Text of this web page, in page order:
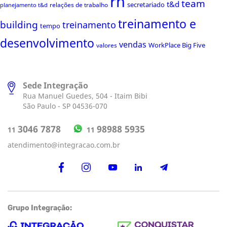
planejamento t&d relações de trabalho secretariado t&d team
building tempo treinamentotreinamento e
desenvolvimento valores vendas WorkPlace Big Five
Sede Integração
Rua Manuel Guedes, 504 - Itaim Bibi
São Paulo - SP 04536-070
11 3046 7878 11 98988 5935
atendimento@integracao.com.br
Grupo Integração: